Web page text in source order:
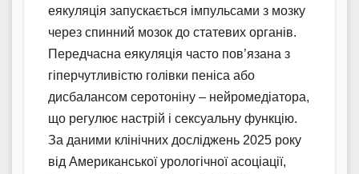
еякуляція запускається імпульсами з мозку
через спинний мозок до статевих органів.
Передчасна еякуляція часто пов’язана з
гіперчутливістю голівки пеніса або
дисбалансом серотоніну – нейромедіатора,
що регулює настрій і сексуальну функцію.
За даними клінічних досліджень 2025 року
від Американської урологічної асоціації,